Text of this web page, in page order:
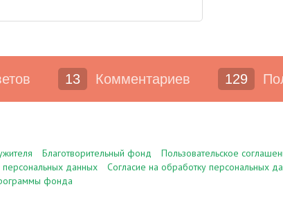
13 Комментариев 129
Благотворительный фонд Пользовательское
персональных данных Согласие на обработку персональных
фонда